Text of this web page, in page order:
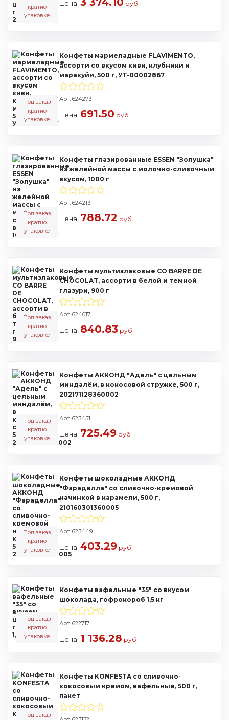
кратно
упаковке
Цена: руб
Конфеты мармеладные FLAVIMENTO,
ассорти со вкусом киви, клубники и
маракуйи, 500 г, УТ-00002867
Арт. 624273
Под заказ
кратно
упаковке
Цена: 691.50 руб
Конфеты глазированные ESSEN "Золушка"
из желейной массы с молочно-сливочным
вкусом, 1000 г
Арт. 624213
Под заказ
кратно
упаковке
Цена: 788.72 руб
Конфеты мультизлаковые CO BARRE DE
CHOCOLAT, ассорти в белой и темной
глазури, 900 г
Арт. 624017
Под заказ
кратно
упаковке
Цена: 840.83 руб
Конфеты АККОНД "Адель" с цельным
миндалём, в кокосовой стружке, 500 г,
202171128360002
Арт. 623451
Под заказ
кратно
упаковке
Цена: 725.49 руб
Конфеты шоколадные АККОНД
"Фараделла" со сливочно-кремовой
начинкой в карамели, 500 г,
210160301360005
Арт. 623449
Под заказ
кратно
упаковке
Цена: 403.29 руб
Конфеты вафельные "35" со вкусом
шоколада, гофрокороб 1,5 кг
Арт. 622717
Под заказ
кратно
упаковке
Цена: 1 136.28 руб
Конфеты KONFESTA со сливочно-
кокосовым кремом, вафельные, 500 г,
пакет
Под заказ